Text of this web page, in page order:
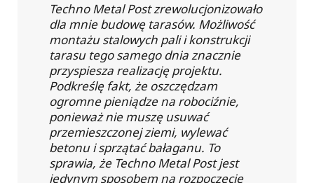
Techno Metal Post zrewolucjonizowało
dla mnie budowę tarasów. Możliwość
montażu stalowych pali i konstrukcji
tarasu tego samego dnia znacznie
przyspiesza realizację projektu.
Podkreślę fakt, że oszczędzam
ogromne pieniądze na robociźnie,
ponieważ nie muszę usuwać
przemieszczonej ziemi, wylewać
betonu i sprzątać bałaganu. To
sprawia, że Techno Metal Post jest
jedynym sposobem na rozpoczęcie